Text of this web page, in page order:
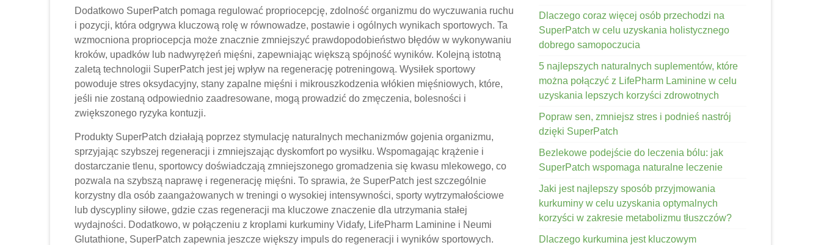
Dodatkowo SuperPatch pomaga regulować propriocepcję, zdolność organizmu do wyczuwania ruchu
i pozycji, która odgrywa kluczową rolę w równowadze, postawie i ogólnych wynikach sportowych. Ta
wzmocniona propriocepcja może znacznie zmniejszyć prawdopodobieństwo błędów w wykonywaniu
kroków, upadków lub nadwyrężeń mięśni, zapewniając większą spójność wyników. Kolejną istotną
zaletą technologii SuperPatch jest jej wpływ na regenerację potreningową. Wysiłek sportowy
powoduje stres oksydacyjny, stany zapalne mięśni i mikrouszkodzenia włókien mięśniowych, które,
jeśli nie zostaną odpowiednio zaadresowane, mogą prowadzić do zmęczenia, bolesności i
zwiększonego ryzyka kontuzji.
Produkty SuperPatch działają poprzez stymulację naturalnych mechanizmów gojenia organizmu,
sprzyjając szybszej regeneracji i zmniejszając dyskomfort po wysiłku. Wspomagając krążenie i
dostarczanie tlenu, sportowcy doświadczają zmniejszonego gromadzenia się kwasu mlekowego, co
pozwala na szybszą naprawę i regenerację mięśni. To sprawia, że ​​SuperPatch jest szczególnie
korzystny dla osób zaangażowanych w treningi o wysokiej intensywności, sporty wytrzymałościowe
lub dyscypliny siłowe, gdzie czas regeneracji ma kluczowe znaczenie dla utrzymania stałej
wydajności. Dodatkowo, w połączeniu z kroplami kurkuminy Vidafy, LifePharm Laminine i Neumi
Glutathione, SuperPatch zapewnia jeszcze większy impuls do regeneracji i wyników sportowych.
Dlaczego coraz więcej osób przechodzi na
SuperPatch w celu uzyskania holistycznego
dobrego samopoczucia
5 najlepszych naturalnych suplementów, które
można połączyć z LifePharm Laminine w celu
uzyskania lepszych korzyści zdrowotnych
Popraw sen, zmniejsz stres i podnieś nastrój
dzięki SuperPatch
Bezlekowe podejście do leczenia bólu: jak
SuperPatch wspomaga naturalne leczenie
Jaki jest najlepszy sposób przyjmowania
kurkuminy w celu uzyskania optymalnych
korzyści w zakresie metabolizmu tłuszczów?
Dlaczego kurkumina jest kluczowym